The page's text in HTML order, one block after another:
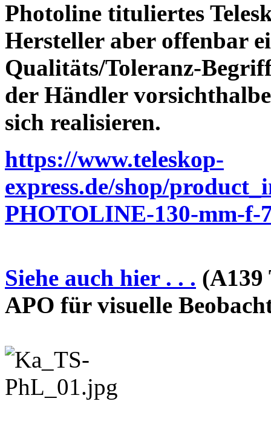
Photoline tituliertes
Hersteller aber offenbar
Qualitäts/Toleranz-
der Händler
sich realisieren.
https://www.teleskop-
express.de/shop/
PHOTOLINE-130-mm-f-
Siehe auch hier . . . (A139
APO für visuelle